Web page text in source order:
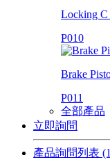
Locking C
P010
Brake
P011
全部產品
立即詢問
產品詢問列表